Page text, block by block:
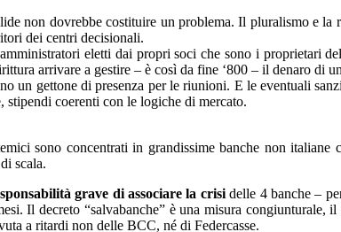
non dovrebbe costituire un problema. Il pluralismo e
dei centri decisionali.
eletti dai propri soci che sono i proprietari
arrivare a gestire – è così da fine ‘800 – il denaro di
un gettone di presenza per le riunioni. E le eventuali
coerenti con le logiche di mercato.
sono concentrati in grandissime banche non
scala.
grave di associare la crisidelle 4 banche –
Il decreto “salvabanche” è una misura congiunturale,
a ritardi non delle BCC, né di Federcasse.